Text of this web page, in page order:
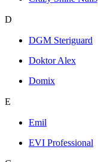
D
DGM Steriguard
Doktor Alex
Domix
E
Emil
EVI Professional